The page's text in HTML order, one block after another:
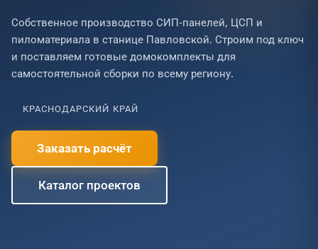
Собственное производство СИП-панелей, ЦСП и
пиломатериала в станице Павловской. Строим под ключ
и поставляем готовые домокомплекты для
самостоятельной сборки по всему региону.
КРАСНОДАРСКИЙ КРАЙ
Заказать расчёт
Каталог проектов